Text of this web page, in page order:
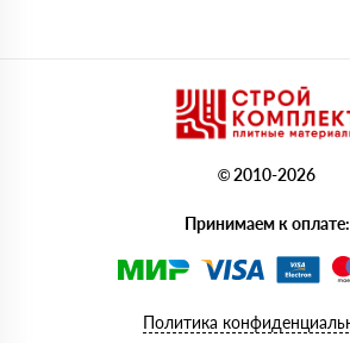
© 2010-2026
Принимаем к оплате:
Политика